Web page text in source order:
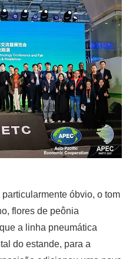
óbvio, o tom
flores de peônia
a linha pneumática
do estande, para a